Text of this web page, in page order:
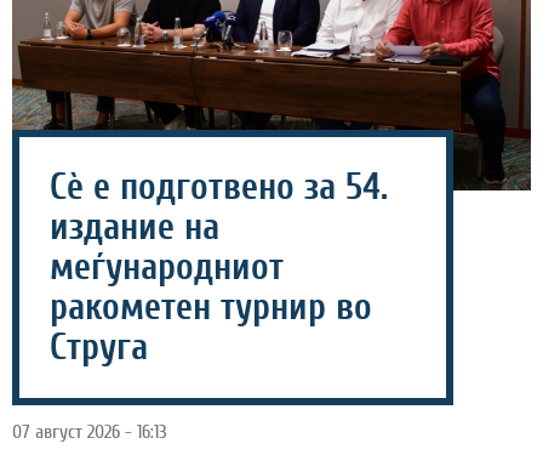
Сѐ е подготвено за 54.
издание на
меѓународниот
ракометен турнир во
Струга
07 август 2026 - 16:13